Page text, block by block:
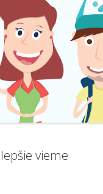
vieme